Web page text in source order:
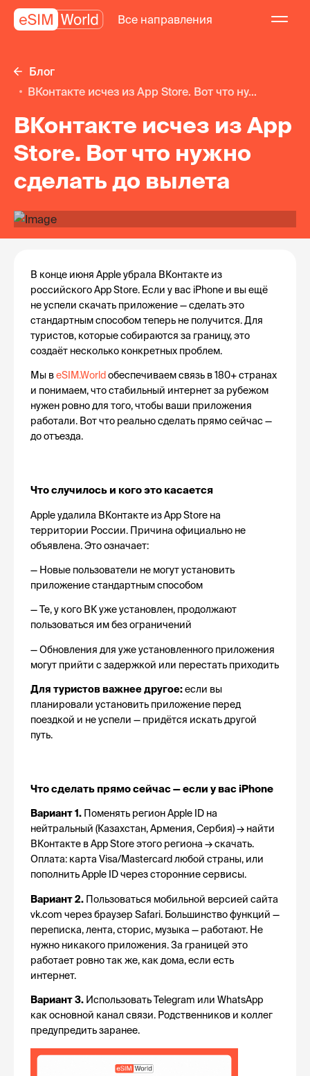
Все направления
Блог
ВКонтакте исчез из App Store. Вот что ну...
ВКонтакте исчез из App
Store. Вот что нужно
сделать до вылета
В конце июня Apple убрала ВКонтакте из
российского App Store. Если у вас iPhone и вы ещё
не успели скачать приложение — сделать это
стандартным способом теперь не получится. Для
туристов, которые собираются за границу, это
создаёт несколько конкретных проблем.
Мы в eSIM.World обеспечиваем связь в 180+ странах
и понимаем, что стабильный интернет за рубежом
нужен ровно для того, чтобы ваши приложения
работали. Вот что реально сделать прямо сейчас —
до отъезда.
Что случилось и кого это касается
Apple удалила ВКонтакте из App Store на
территории России. Причина официально не
объявлена. Это означает:
— Новые пользователи не могут установить
приложение стандартным способом
— Те, у кого ВК уже установлен, продолжают
пользоваться им без ограничений
— Обновления для уже установленного приложения
могут прийти с задержкой или перестать приходить
Для туристов важнее другое: если вы
планировали установить приложение перед
поездкой и не успели — придётся искать другой
путь.
Что сделать прямо сейчас — если у вас iPhone
Вариант 1. Поменять регион Apple ID на
нейтральный (Казахстан, Армения, Сербия) → найти
ВКонтакте в App Store этого региона → скачать.
Оплата: карта Visa/Mastercard любой страны, или
пополнить Apple ID через сторонние сервисы.
Вариант 2. Пользоваться мобильной версией сайта
vk.com через браузер Safari. Большинство функций —
переписка, лента, сторис, музыка — работают. Не
нужно никакого приложения. За границей это
работает ровно так же, как дома, если есть
интернет.
Вариант 3. Использовать Telegram или WhatsApp
как основной канал связи. Родственников и коллег
предупредить заранее.